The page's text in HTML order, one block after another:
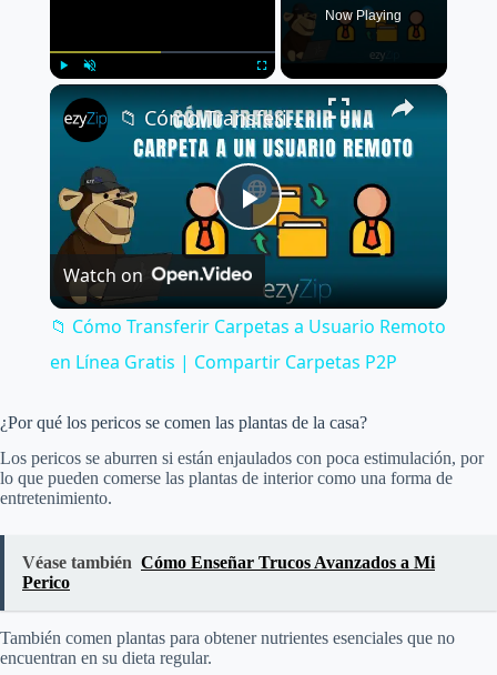
Now Playing
×
P
a
y
V
i
d
📁 Cómo Transferir Carpetas a Usuario Remoto en Línea Gratis | Compartir Carpetas P2P
Watch on
📁 Cómo Transferir Carpetas a Usuario Remoto
en Línea Gratis | Compartir Carpetas P2P
¿Por qué los pericos se comen las plantas de la casa?
Los pericos se aburren si están enjaulados con poca estimulación, por
lo que pueden comerse las plantas de interior como una forma de
entretenimiento.
Véase también Cómo Enseñar Trucos Avanzados a Mi
Perico
También comen plantas para obtener nutrientes esenciales que no
encuentran en su dieta regular.